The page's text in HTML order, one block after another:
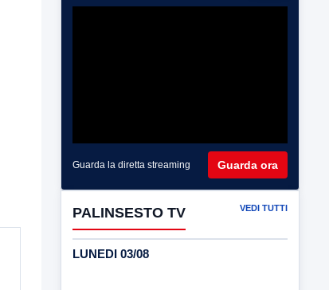
Guarda la diretta streaming Guarda ora
PALINSESTO TV VEDI TUTTI
LUNEDI 03/08